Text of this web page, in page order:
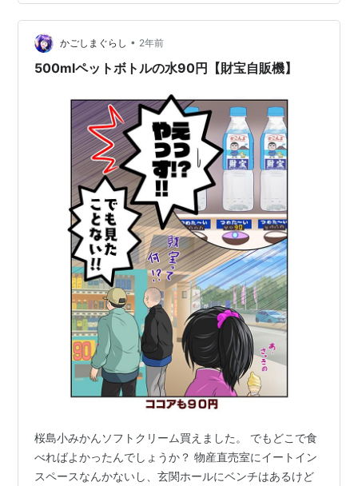
当金を寄付してしまったりするのです。 独特の思考パタ
ーンで、収入がないわけでもないのに、借金も減らず、
増えるばかりという不思議…
かごしまぐらし • 2年前
500mlペットボトルの水90円【財宝自販機】
桜島小みかんソフトクリーム買えました。 でもどこで食
べればよかったんでしょうか？ 物産直売室にイートイン
スペースなんかないし、玄関ホールにベンチはあるけど